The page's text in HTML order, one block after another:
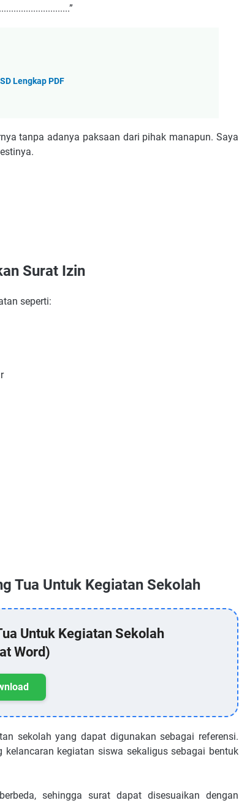
Lengkap PDF
tanpa adanya paksaan dari pihak manapun. Saya
Surat Izin
seperti:
Tua Untuk Kegiatan Sekolah
Untuk Kegiatan Sekolah
Word)
sekolah yang dapat digunakan sebagai referensi.
kegiatan siswa sekaligus sebagai bentuk
sehingga surat dapat disesuaikan dengan